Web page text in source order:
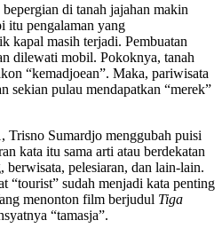
di tanah jajahan makin
itu pengalaman yang
kapal masih terjadi. Pembuatan
dilewati mobil. Pokoknya, tanah
“kemadjoean”. Maka, pariwisata
sekian pulau mendapatkan “merek”
Trisno Sumardjo menggubah puisi
kata itu sama arti atau berdekatan
pelesiaran, dan lain-lain.
“tourist” sudah menjadi kata penting
menonton film berjudul Tiga
“tamasja”.